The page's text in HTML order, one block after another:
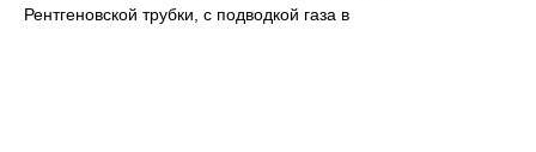
Рентгеновской трубки, с подводкой газа в